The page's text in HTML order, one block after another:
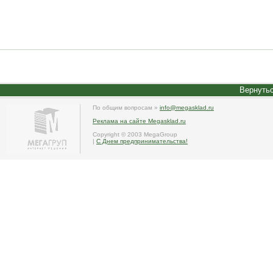
По общим вопросам » info@megasklad.ru
Реклама на сайте Megasklad.ru
Copyright © 2003 MegaGroup
| С Днем предпринимательства!